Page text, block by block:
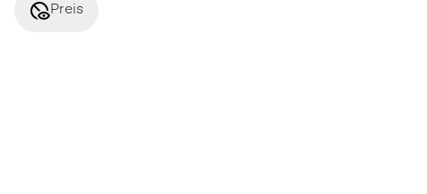
disabled_visiblePreis